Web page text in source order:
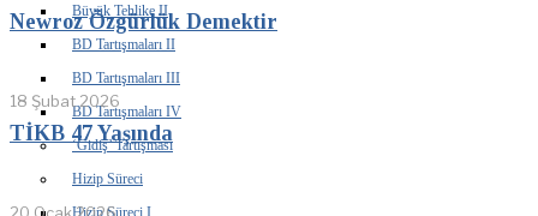
Büyük Tehlike II
BD Tartışmaları II
BD Tartışmaları III
BD Tartışmaları IV
‘Gidiş’ Tartışması
Hizip Süreci
Hizip Süreci I
Newroz Özgürlük Demektir
18 Şubat 2026
TİKB 47 Yaşında
20 Ocak 2026